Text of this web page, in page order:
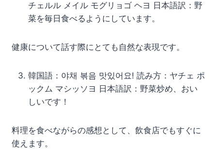
チェルル メイル モグリョゴ ヘヨ 日本語訳：野
菜を毎日食べるようにしています。
健康について話す際にとても自然な表現です。
韓国語：야채 볶음 맛있어요! 読み方：ヤチェ ポ
ックム マシッソヨ 日本語訳：野菜炒め、おい
しいです！
料理を食べながらの感想として、飲食店でもすぐに
使えます。